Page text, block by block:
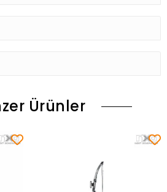
Ürünler